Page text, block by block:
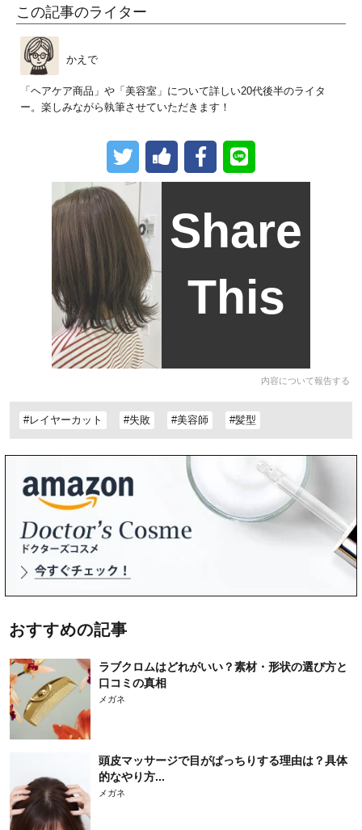
この記事のライター
かえで
「ヘアケア商品」や「美容室」について詳しい20代後半のライタ
ー。楽しみながら執筆させていただきます！
Share
This
内容について報告する
#レイヤーカット #失敗 #美容師 #髪型
おすすめの記事
ラブクロムはどれがいい？素材・形状の選び方と
口コミの真相
メガネ
頭皮マッサージで目がぱっちりする理由は？具体
的なやり方...
メガネ